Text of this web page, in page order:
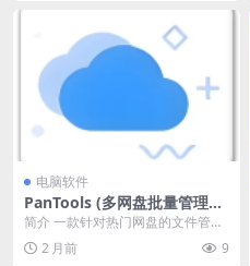
电脑软件
PanTools (多网盘批量管理工
具) v1.1.18 中文绿色版
简介 一款针对热门网盘的文件管
理、批量分享、批量转存、批量修
改重命名、批量检测链...
2 月前 9